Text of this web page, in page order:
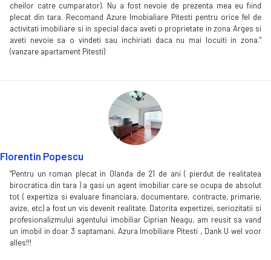
cheilor catre cumparator). Nu a fost nevoie de prezenta mea eu fiind
plecat din tara. Recomand Azure Imobialiare Pitesti pentru orice fel de
activitati imobiliare si in special daca aveti o proprietate in zona Arges si
aveti nevoie sa o vindeti sau inchiriati daca nu mai locuiti in zona."
(vanzare apartament Pitesti)
Florentin Popescu
"Pentru un roman plecat in Olanda de 21 de ani ( pierdut de realitatea
birocratica din tara ) a gasi un agent imobiliar care se ocupa de absolut
tot ( expertiza si evaluare financiara, documentare, contracte, primarie,
avize, etc) a fost un vis devenit realitate. Datorita expertizei, seriozitatii si
profesionalizmului agentului imobiliar Ciprian Neagu, am reusit sa vand
un imobil in doar 3 saptamani. Azura Imobiliare Pitesti , Dank U wel voor
alles!!!